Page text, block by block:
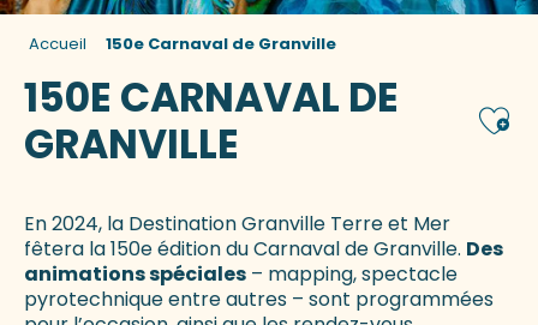
Accueil 150e Carnaval de Granville
150E CARNAVAL DE
GRANVILLE
En 2024, la Destination Granville Terre et Mer
fêtera la 150e édition du Carnaval de Granville. Des
animations spéciales – mapping, spectacle
pyrotechnique entre autres – sont programmées